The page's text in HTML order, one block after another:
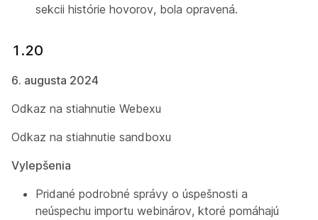
sekcii histórie hovorov, bola opravená.
1.20
6. augusta 2024
Odkaz na stiahnutie Webexu
Odkaz na stiahnutie sandboxu
Vylepšenia
Pridané podrobné správy o úspešnosti a
neúspechu importu webinárov, ktoré pomáhajú